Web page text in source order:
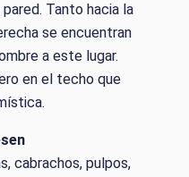
Tanto hacia la
se encuentran
a este lugar.
en el techo que
cabrachos, pulpos,